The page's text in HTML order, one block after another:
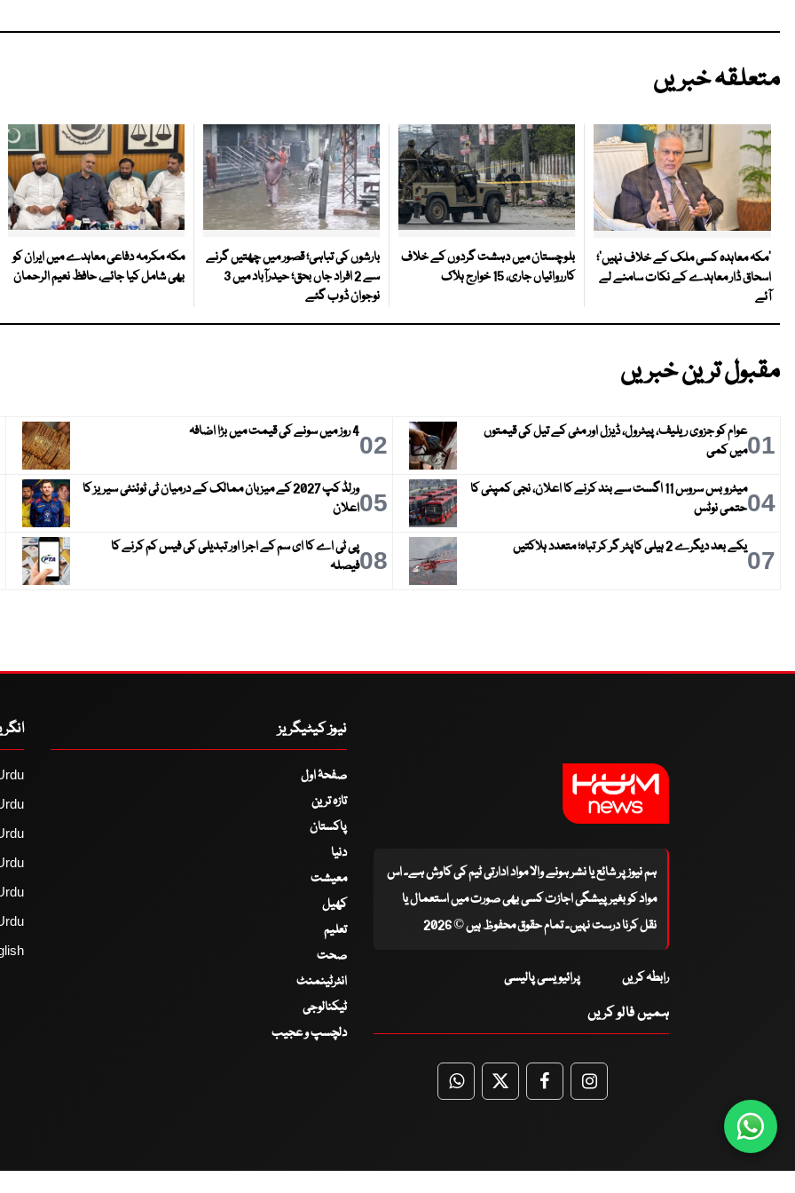
متعلقہ خبریں
‘مکہ معاہدہ کسی ملک کے خلاف نہیں’؛
اسحاق ڈار معاہدے کے نکات سامنے لے
آئے
بلوچستان میں دہشت گردوں کے خلاف
کارروائیاں جاری، 15 خوارج ہلاک
بارشوں کی تباہی؛ قصور میں چھتیں گرنے
سے 2 افراد جاں بحق؛ حیدرآباد میں 3
نوجوان ڈوب گئے
مکہ مکرمہ دفاعی معاہدے میں ایران کو
بھی شامل کیا جائے، حافظ نعیم الرحمان
مقبول ترین خبریں
01عوام کو جزوی ریلیف، پیٹرول، ڈیزل اور مٹی کے تیل کی قیمتوں
میں کمی
024 روز میں سونے کی قیمت میں بڑا اضافہ
04
میٹرو بس سروس 11 اگست سے بند کرنے کا اعلان، نجی کمپنی کا
حتمی نوٹس
05
ورلڈ کپ 2027 کے میزبان ممالک کے درمیان ٹی ٹوئنٹی سیریز کا
اعلان
07یکے بعد دیگرے 2 ہیلی کاپٹر گر کر تباہ؛ متعدد ہلاکتیں 08پی ٹی اے کا ای سم کے اجرا اور تبدیلی کی فیس کم کرنے کا
فیصلہ
ہم نیوز پر شائع یا نشر ہونے والا مواد ادارتی ٹیم کی کاوش ہے۔ اس
مواد کو بغیر پیشگی اجازت کسی بھی صورت میں استعمال یا
نقل کرنا درست نہیں۔ تمام حقوق محفوظ ہیں © 2026
رابطہ کریں پرائیویسی پالیسی
ہمیں فالو کریں
WhatsApp
TwitterFacebookFacebook
نیوز کیٹیگریز
صفحۂ اول
تازہ ترین
پاکستان
دنیا
معیشت
کھیل
تعلیم
صحت
انٹرٹینمنٹ
ٹیکنالوجی
دلچسپ و عجیب